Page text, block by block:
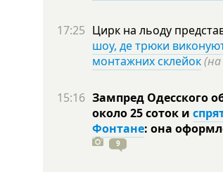
17:25 Цирк на льоду
шоу, де трюки
монтажних склейок(на
15:16 Зампред Одесского
около 25 соток и
Фонтане: она
9